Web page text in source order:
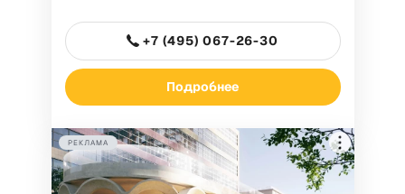
+7 (495) 067-26-30
Подробнее
ООО "ДС СТРОЙ", ИНН 7729762641,
Токен: F7NfYUJCUneVcwkBso7E
РЕКЛАМА